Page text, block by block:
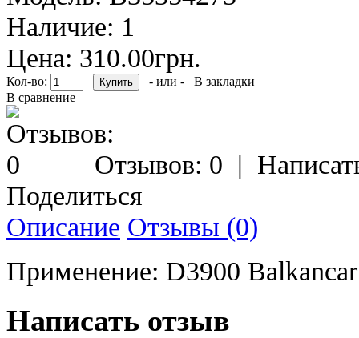
Наличие: 1
Цена: 310.00грн.
Кол-во: - или -
В закладки
В сравнение
Отзывов: 0 |
Поделиться
Описание Отзывы (0)
Применение: D3900 Balkancar
Написать отзыв